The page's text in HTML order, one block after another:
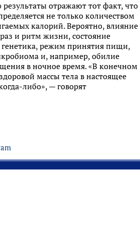
отражают тот факт, что
не только количеством
калорий. Вероятно, влияние
и ритм жизни, состояние
режим принятия пищи,
и, например, обилие
в ночное время. «В конечном
массы тела в настоящее
либо», — говорят